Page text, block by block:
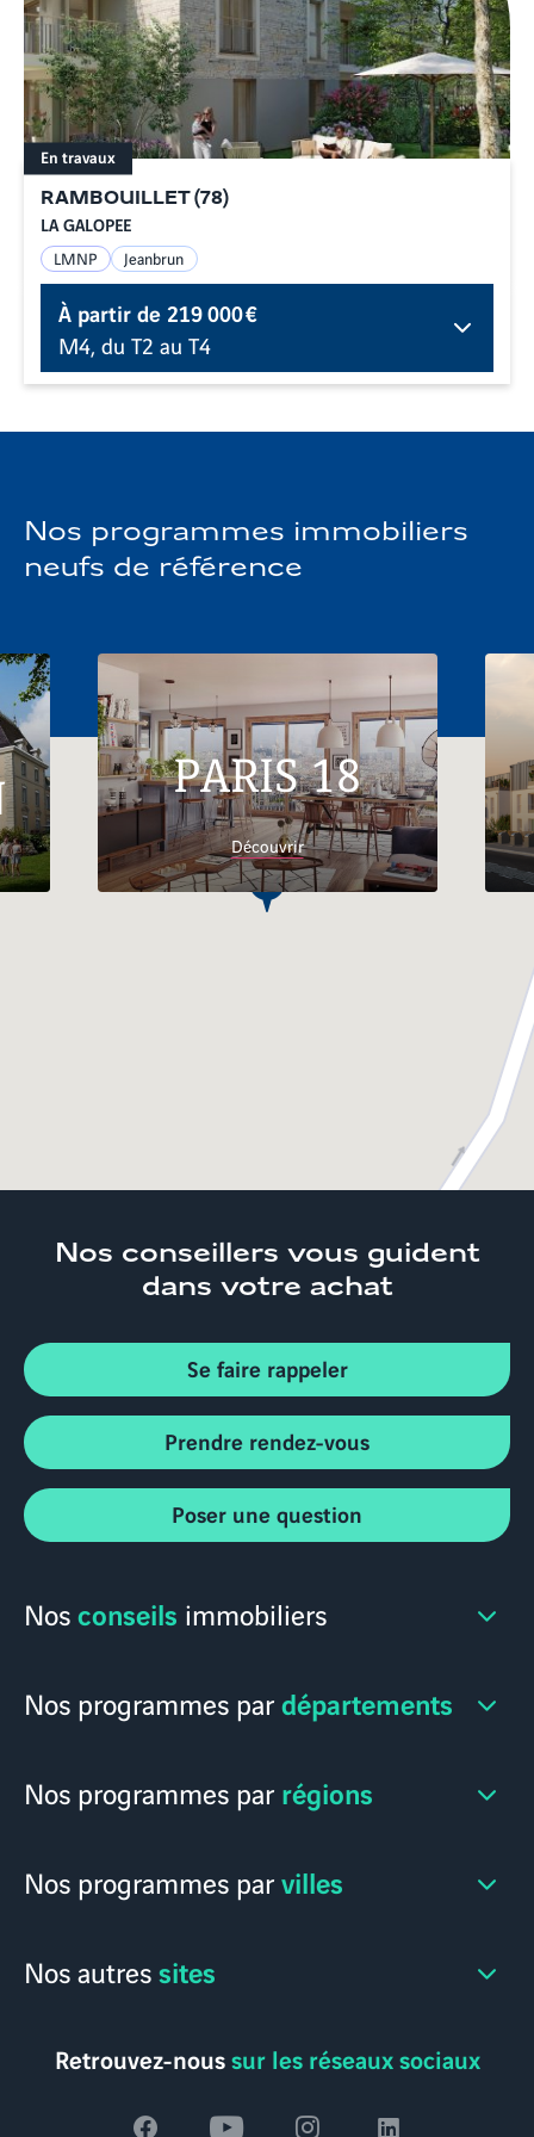
RAMBOUILLET(78)
LA GALOPEE
En travaux
LMNP Jeanbrun
À partir de219 000 €
M4, du T2 au T4
Nos programmes immobiliers
neufs de référence
PARIS 18
Découvrir
Nos conseillers vous guident
dans votre achat
Se faire rappeler
Prendre rendez-vous
Poser une question
Nosconseils immobiliers
Nos programmes pardépartements
Nos programmes par régions
Nos programmes parvilles
Nos autressites
Retrouvez-noussur les réseaux sociaux